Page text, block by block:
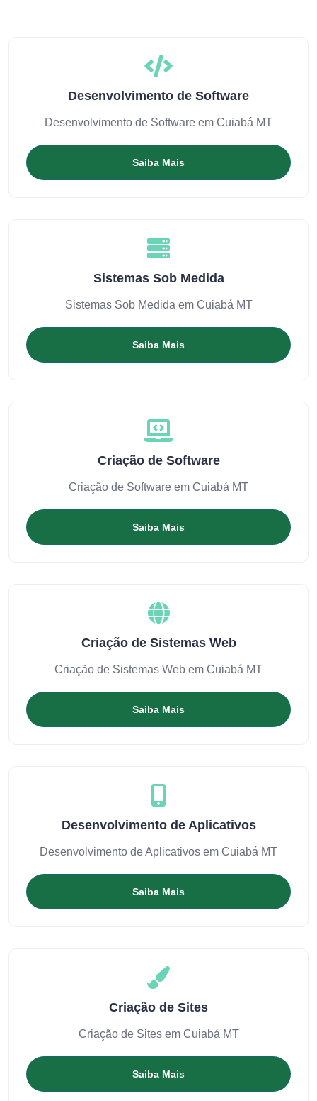
Desenvolvimento de Software
Desenvolvimento de Software em Cuiabá MT
Saiba Mais
Sistemas Sob Medida
Sistemas Sob Medida em Cuiabá MT
Saiba Mais
Criação de Software
Criação de Software em Cuiabá MT
Saiba Mais
Criação de Sistemas Web
Criação de Sistemas Web em Cuiabá MT
Saiba Mais
Desenvolvimento de Aplicativos
Desenvolvimento de Aplicativos em Cuiabá MT
Saiba Mais
Criação de Sites
Criação de Sites em Cuiabá MT
Saiba Mais